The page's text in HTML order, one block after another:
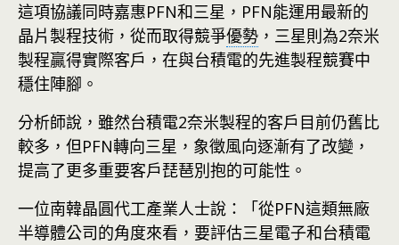
這項協議同時嘉惠PFN和三星，PFN能運用最新的
晶片製程技術，從而取得競爭優勢 ，三星則為2奈米
製程贏得實際客戶，在與台積電的先進製程競賽中
穩住陣腳。
分析師說，雖然台積電2奈米製程的客戶目前仍舊比
較多，但PFN轉向三星，象徵風向逐漸有了改變，
提高了更多重要客戶琵琶別抱的可能性。
一位南韓晶圓代工產業人士說：「從PFN這類無廠
半導體公司的角度來看，要評估三星電子和台積電